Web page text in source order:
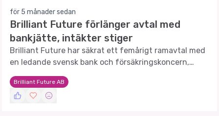
för 5 månader sedan
Brilliant Future förlänger avtal med
bankjätte, intäkter stiger
Brilliant Future har säkrat ett femårigt ramavtal med
en ledande svensk bank och försäkringskoncern,
vilket förväntas öka abonnemangsintäkterna.
Brilliant Future AB